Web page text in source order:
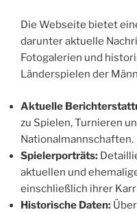
Die Webseite bietet
darunter aktuelle
Fotogalerien und
Länderspielen der
Aktuelle
zu Spielen, Turnieren
Nationalmannschaften.​
Spielerporträts:
aktuellen und
einschließlich ihrer
Historische Daten: